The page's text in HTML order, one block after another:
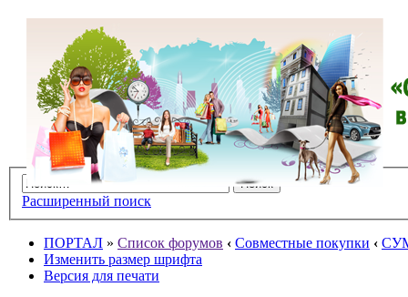
Расширенный поиск
ПОРТАЛ » Список форумов ‹ Совместные покупки ‹
Изменить размер шрифта
Версия для печати